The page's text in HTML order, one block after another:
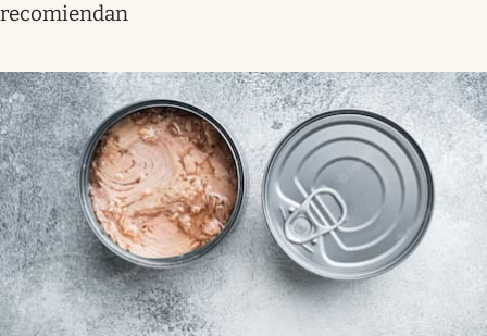
recomiendan